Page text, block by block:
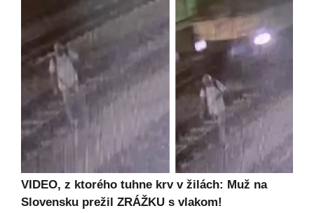
VIDEO, z ktorého tuhne krv v žilách: Muž na
Slovensku prežil ZRÁŽKU s vlakom!